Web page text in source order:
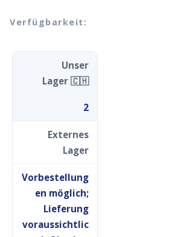
Verfügbarkeit:
Unser
Lager 🇨🇭
2
Externes
Lager
Vorbestellung
en möglich;
Lieferung
voraussichtlic